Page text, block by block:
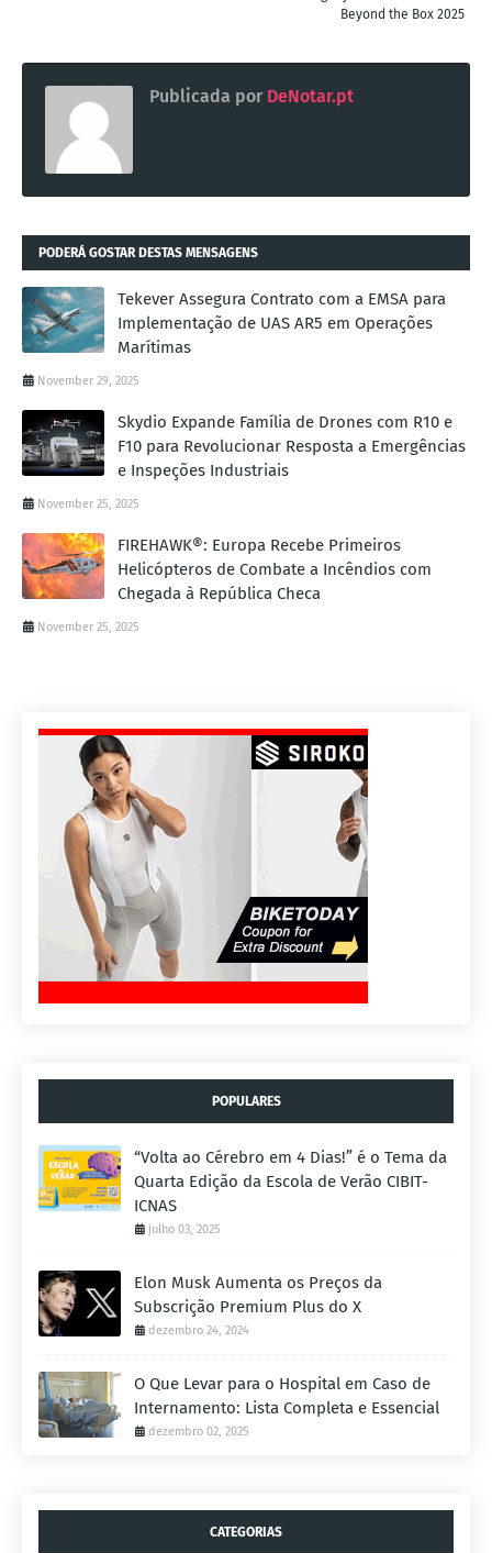
Beyond the Box 2025
Publicada por DeNotar.pt
PODERÁ GOSTAR DESTAS MENSAGENS
Tekever Assegura Contrato com a EMSA para
Implementação de UAS AR5 em Operações
Marítimas
November 29, 2025
Skydio Expande Família de Drones com R10 e
F10 para Revolucionar Resposta a Emergências
e Inspeções Industriais
November 25, 2025
FIREHAWK®: Europa Recebe Primeiros
Helicópteros de Combate a Incêndios com
Chegada à República Checa
November 25, 2025
POPULARES
“Volta ao Cérebro em 4 Dias!” é o Tema da
Quarta Edição da Escola de Verão CIBIT-
ICNAS
julho 03, 2025
Elon Musk Aumenta os Preços da
Subscrição Premium Plus do X
dezembro 24, 2024
O Que Levar para o Hospital em Caso de
Internamento: Lista Completa e Essencial
dezembro 02, 2025
CATEGORIAS